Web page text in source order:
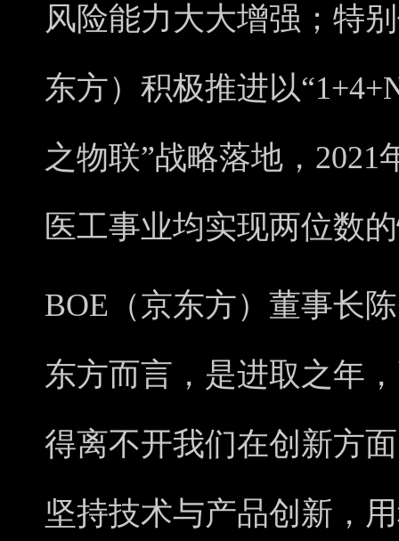
风险能力大大增强；特
东方）积极推进以
之物联”战略落地，
医工事业均实现两位数
BOE（京东方）董事长
东方而言，是进取之年
得离不开我们在创新方
坚持技术与产品创新，